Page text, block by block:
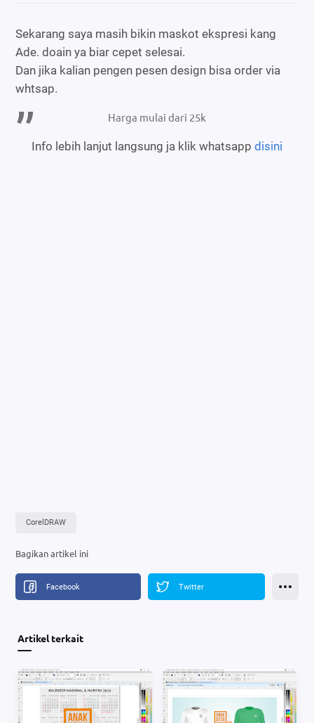
Sekarang saya masih bikin maskot ekspresi kang
Ade. doain ya biar cepet selesai.
Dan jika kalian pengen pesen design bisa order via
whtsap.
Harga mulai dari 25k
Info lebih lanjut langsung ja klik whatsapp disini
CorelDRAW
Artikel terkait